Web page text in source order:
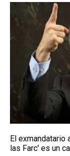
El exmandatario
las Farc' es un